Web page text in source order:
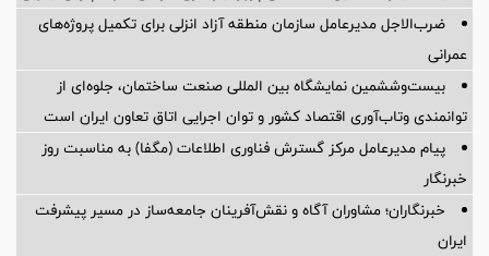
ضرب‌الاجل مدیرعامل سازمان منطقه آزاد انزلی برای تكمیل پروژه‌های
عمرانی
بیست‌وششمین نمایشگاه بین المللی صنعت ساختمان، جلوه‌ای از
توانمندی وتاب‌آوری اقتصاد کشور و توان اجرایی اتاق تعاون ایران است
پیام مدیرعامل مرکز گسترش فناوری اطلاعات (مگفا) به مناسبت روز
خبرنگار
خبرنگاران؛ مشاوران آگاه و نقش‌آفرینان جامعه‌ساز در مسیر پیشرفت
ایران